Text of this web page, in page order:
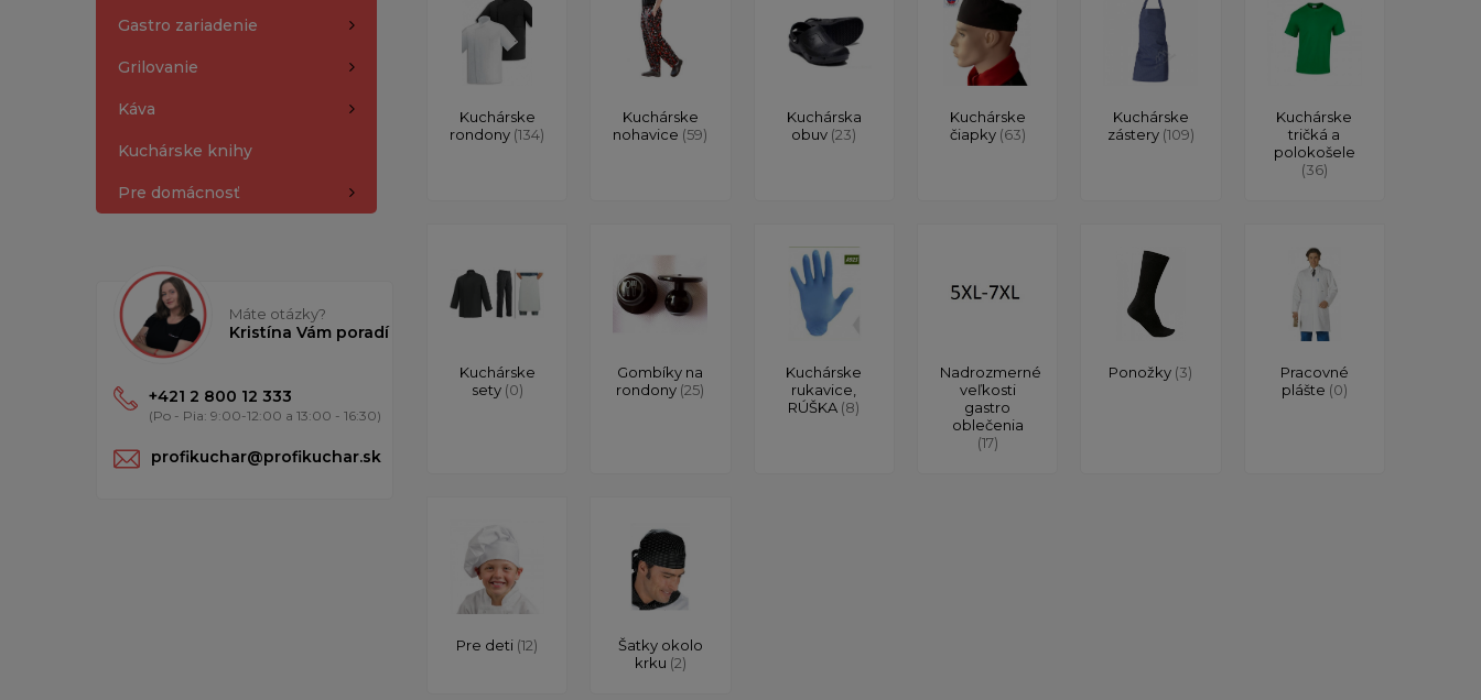
Gastro zariadenie
Grilovanie
Káva
Kuchárske knihy
Pre domácnosť
Máte otázky?
Kristína Vám poradí
+421 2 800 12 333
(Po - Pia: 9:00-12:00 a 13:00 - 16:30)
profikuchar@profikuchar.sk
Kuchárske
rondony (134)
Kuchárske
nohavice (59)
Kuchárska
obuv (23)
Kuchárske
čiapky (63)
Kuchárske
zástery (109)
Kuchárske
tričká a
polokošele
(36)
Kuchárske
sety (0)
Gombíky na
rondony (25)
Kuchárske
rukavice,
RÚŠKA (8)
Nadrozmerné
veľkosti
gastro
oblečenia
(17)
Ponožky (3)
Pracovné
plášte (0)
Pre deti (12)
Šatky okolo
krku (2)